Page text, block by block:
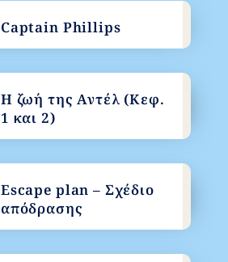
Captain Phillips
Η ζωή της Αντέλ (Κεφ.
1 και 2)
Escape plan – Σχέδιο
απόδρασης